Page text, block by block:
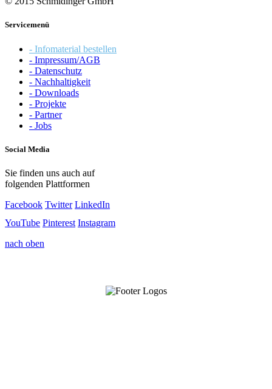
Servicemenü
- Infomaterial bestellen
- Impressum/AGB
- Datenschutz
- Nachhaltigkeit
- Downloads
- Projekte
- Partner
- Jobs
Social Media
Sie finden uns auch auf
folgenden Plattformen
Facebook Twitter LinkedIn
YouTube Pinterest Instagram
nach oben